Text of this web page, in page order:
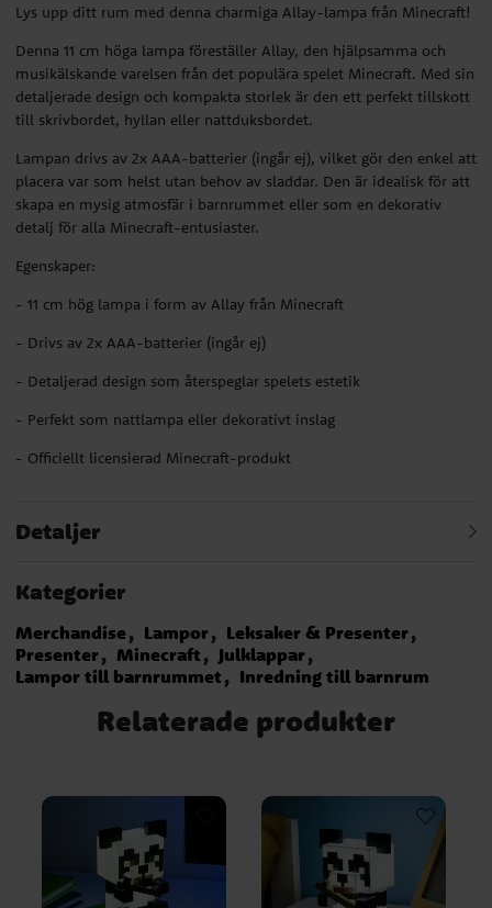
Lys upp ditt rum med denna charmiga Allay-lampa från Minecraft!
Denna 11 cm höga lampa föreställer Allay, den hjälpsamma och
musikälskande varelsen från det populära spelet Minecraft. Med sin
detaljerade design och kompakta storlek är den ett perfekt tillskott
till skrivbordet, hyllan eller nattduksbordet.
Lampan drivs av 2x AAA-batterier (ingår ej), vilket gör den enkel att
placera var som helst utan behov av sladdar. Den är idealisk för att
skapa en mysig atmosfär i barnrummet eller som en dekorativ
detalj för alla Minecraft-entusiaster.
Egenskaper:
- 11 cm hög lampa i form av Allay från Minecraft
- Drivs av 2x AAA-batterier (ingår ej)
- Detaljerad design som återspeglar spelets estetik
- Perfekt som nattlampa eller dekorativt inslag
- Officiellt licensierad Minecraft-produkt
Detaljer
Kategorier
Merchandise Lampor
Leksaker & Presenter
Presenter
Minecraft
Julklappar
Lampor till barnrummet
Inredning till barnrum
Relaterade produkter